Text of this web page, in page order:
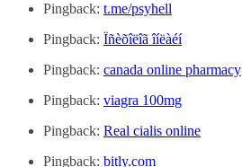
Pingback: t.me/psyhell
Pingback: Ïñèõîëîã îíëàéí
Pingback: canada online pharmacy
Pingback: viagra 100mg
Pingback: Real cialis online
Pingback: bitly.com